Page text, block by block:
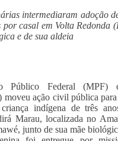
intermediaram adoção
por casal em Volta Redonda
e de sua aldeia
Público Federal (MPF)
moveu ação civil pública
indígena de três
Marau, localizada no
junto de sua mãe